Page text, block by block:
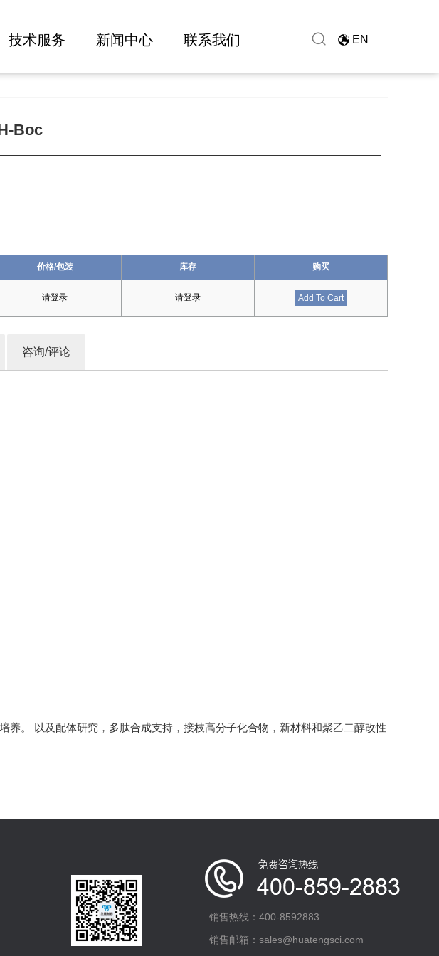
技术服务 新闻中心 联系我们 EN
Boc
价格/包装 库存 购买
请登录 请登录 Add To Cart
咨询/评论
养。 以及配体研究，多肽合成支持，接枝高分子化合物，新材料和聚乙二醇改性
销售热线：400-8592883
销售邮箱：sales@huatengsci.com